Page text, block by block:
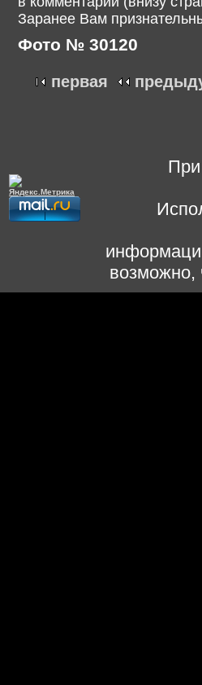
Заранее Вам
Фото № 30120
первая
возможно,